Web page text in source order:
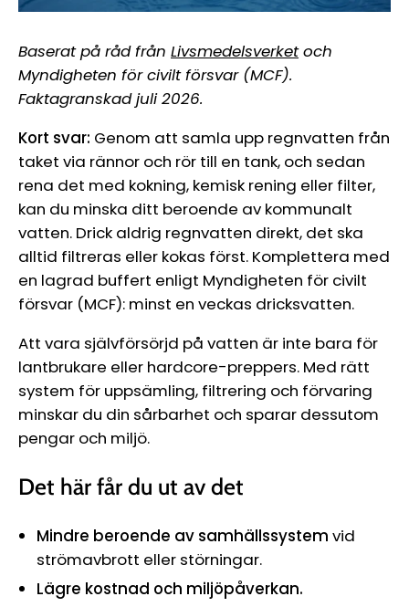
Baserat på råd från Livsmedelsverketoch
Myndigheten för civilt försvar (MCF).
Faktagranskad juli 2026.
Kort svar: Genom att samla upp regnvatten från
taket via rännor och rör till en tank, och sedan
rena det med kokning, kemisk rening eller filter,
kan du minska ditt beroende av kommunalt
vatten. Drick aldrig regnvatten direkt, det ska
alltid filtreras eller kokas först. Komplettera med
en lagrad buffert enligt Myndigheten för civilt
försvar (MCF): minst en veckas dricksvatten.
Att vara självförsörjd på vatten är inte bara för
lantbrukare eller hardcore-preppers. Med rätt
system för uppsämling, filtrering och förvaring
minskar du din sårbarhet och sparar dessutom
pengar och miljö.
Det här får du ut av det
Mindre beroende av samhällssystem vid
strömavbrott eller störningar.
Lägre kostnad och miljöpåverkan.